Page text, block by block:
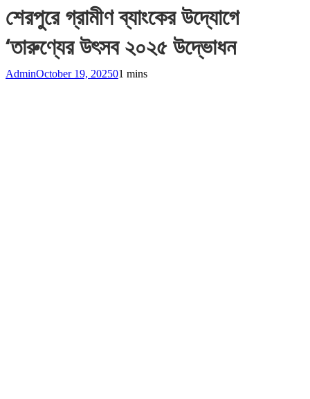
শেরপুরে গ্রামীণ ব্যাংকের উদ্যোগে
‘তারুণ্যের উৎসব ২০২৫ উদ্ভোধন
AdminOctober 19, 202501 mins